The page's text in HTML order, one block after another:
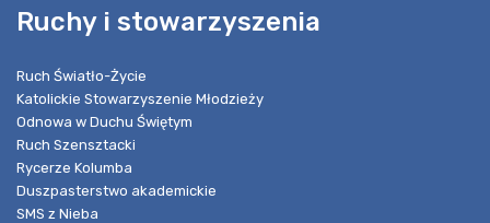
Ruchy i stowarzyszenia
Ruch Światło-Życie
Katolickie Stowarzyszenie Młodzieży
Odnowa w Duchu Świętym
Ruch Szensztacki
Rycerze Kolumba
Duszpasterstwo akademickie
SMS z Nieba